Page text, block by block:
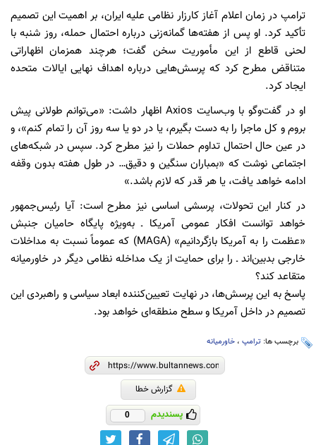
ترامپ در زمان اعلام آغاز کارزار نظامی علیه ایران، بر اهمیت این تصمیم
تأکید کرد. او پس از هفته‌ها گمانه‌زنی درباره احتمال حمله، روز شنبه با
لحنی قاطع از این مأموریت سخن گفت؛ هرچند همزمان اظهاراتی
متناقض مطرح کرد که پرسش‌هایی درباره اهداف نهایی ایالات متحده
ایجاد کرد.
او در گفت‌وگو با وب‌سایت Axios اظهار داشت: «می‌توانم طولانی پیش
بروم و کل ماجرا را به دست بگیرم، یا در دو یا سه روز آن را تمام کنم»، و
در عین حال احتمال تداوم حملات را نیز مطرح کرد. سپس در شبکه‌های
اجتماعی نوشت که «بمباران سنگین و دقیق… در طول هفته بدون وقفه
ادامه خواهد یافت، یا هر قدر که لازم باشد.»
در کنار این تحولات، پرسشی اساسی نیز مطرح است: آیا رئیس‌جمهور
خواهد توانست افکار عمومی آمریکا ـ به‌ویژه پایگاه حامیان جنبش
«عظمت را به آمریکا بازگردانیم» (MAGA) که عموماً نسبت به مداخلات
خارجی بدبین‌اند ـ را برای حمایت از یک مداخله نظامی دیگر در خاورمیانه
متقاعد کند؟
پاسخ به این پرسش‌ها، در نهایت تعیین‌کننده ابعاد سیاسی و راهبردی این
تصمیم در داخل آمریکا و سطح منطقه‌ای خواهد بود.
برچسب ها: ترامپ ، خاورمیانه
گزارش خطا
پسندیدم 0